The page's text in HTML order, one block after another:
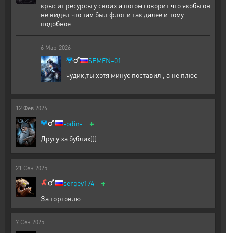
крысит ресурсы у своих а потом говорит что якобы он
не видел что там был флот и так далее и тому
подобное
6 Мар 2026
SEMEN-01
чудик,ты хотя минус поставил , а не плюс
12 Фев 2026
-odin- +
Другу за бублик)))
21 Сен 2025
sergey174 +
За торговлю
7 Сен 2025